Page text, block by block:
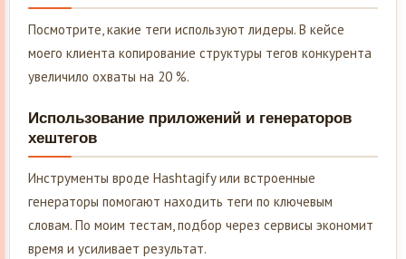
Посмотрите, какие теги используют лидеры. В кейсе
моего клиента копирование структуры тегов конкурента
увеличило охваты на 20 %.
Использование приложений и генераторов
хештегов
Инструменты вроде Hashtagify или встроенные
генераторы помогают находить теги по ключевым
словам. По моим тестам, подбор через сервисы экономит
время и усиливает результат.